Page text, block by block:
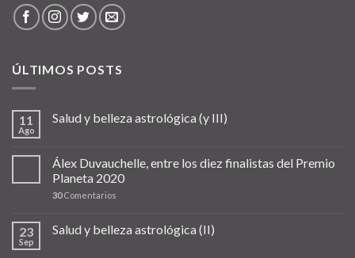
ÚLTIMOS POSTS
11
Ago
Salud y belleza astrológica (y III)
Álex Duvauchelle, entre los diez finalistas del Premio
Planeta 2020
30Comentarios
23
Sep
Salud y belleza astrológica (II)